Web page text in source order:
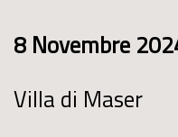
8 Novembre
Villa di Maser